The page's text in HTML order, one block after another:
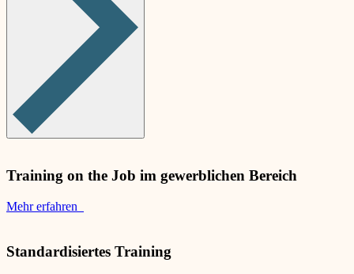
Training on the Job im gewerblichen Bereich
Mehr erfahren
Standardisiertes Training